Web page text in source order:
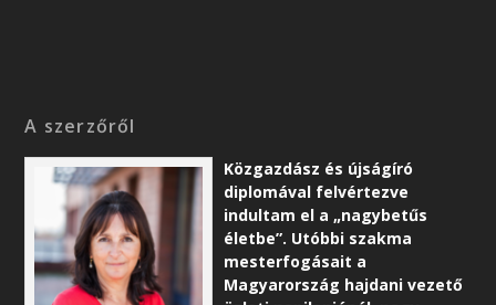
A szerzőről
Közgazdász és újságíró
diplomával felvértezve
indultam el a „nagybetűs
életbe”. Utóbbi szakma
mesterfogásait a
Magyarország hajdani vezető